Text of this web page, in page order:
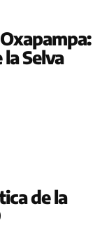
Selva
de la